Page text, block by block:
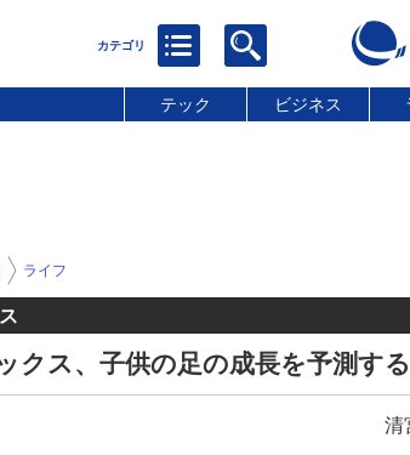
テック ビジネス
ライフ
クス、子供の足の成長を予測する
清